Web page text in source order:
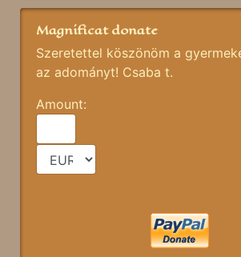
Magnificat donate
Szeretettel köszönöm a
az adományt! Csaba t.
Amount: